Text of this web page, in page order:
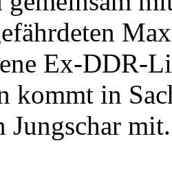
Ex-DDR-
kommt in
Jungschar mit.